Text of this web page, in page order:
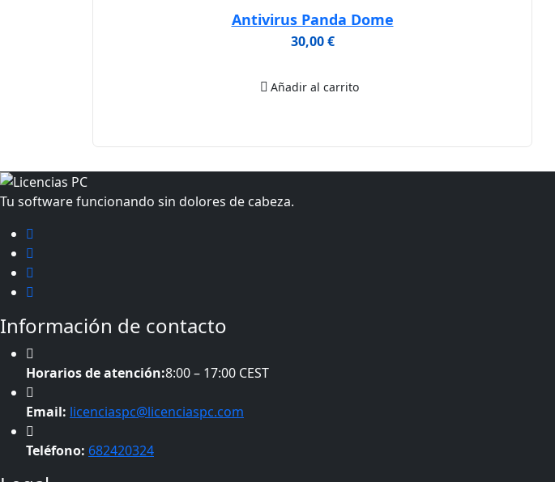
Antivirus Panda Dome
30,00€
Añadir al carrito
Tu software funcionando sin dolores de cabeza.
Información de contacto
Horarios de atención:8:00 – 17:00 CEST
Email: licenciaspc@licenciaspc.com
Teléfono: 682420324